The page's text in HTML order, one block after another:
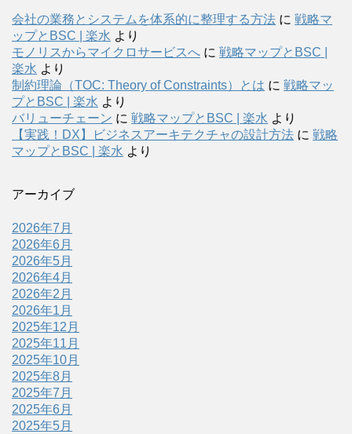
会社の業務とシステムを体系的に整理する方法 に 戦略マ
ップとBSC | 楽水 より
モノリスからマイクロサービスへ に 戦略マップとBSC |
楽水 より
制約理論（TOC: Theory of Constraints）とは に 戦略マッ
プとBSC | 楽水 より
バリューチェーン に 戦略マップとBSC | 楽水 より
【実践！DX】ビジネスアーキテクチャの設計方法 に 戦略
マップとBSC | 楽水 より
アーカイブ
2026年7月
2026年6月
2026年5月
2026年4月
2026年2月
2026年1月
2025年12月
2025年11月
2025年10月
2025年8月
2025年7月
2025年6月
2025年5月